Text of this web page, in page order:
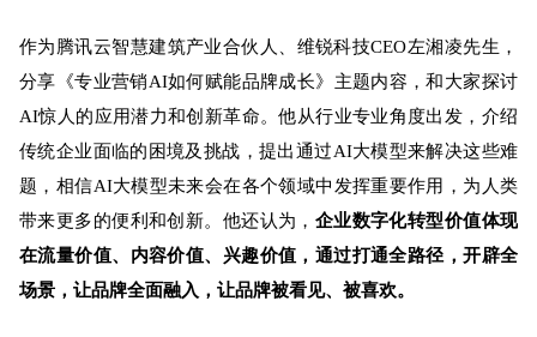
作为腾讯云智慧建筑产业合伙人、维锐科技CEO左湘凌先生，
分享《专业营销AI如何赋能品牌成长》主题内容，和大家探讨
AI惊人的应用潜力和创新革命。他从行业专业角度出发，介绍
传统企业面临的困境及挑战，提出通过AI大模型来解决这些难
题， 相信AI大模型未来会在各个领域中发挥重要作用，为人类
带来更多的便利和创新。 他还认为， 企业数字化转型价值体现
在流量价值、内容价值、兴趣价值，通过打通全路径，开辟全
场景，让品牌全面融入，让品牌被看见、被喜欢。